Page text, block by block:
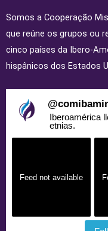
Somos a Cooperação
que reúne os grupos ou
cinco países da Ibero-
hispânicos dos Estados
@
Iberoamérica
etnias.
Feed not available